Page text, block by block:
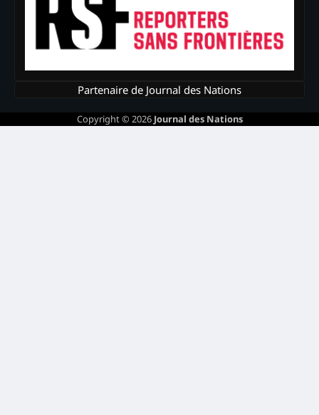
Partenaire de Journal des Nations
Copyright © 2026 Journal des Nations